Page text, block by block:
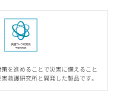
を進めることで災害に備えること
救護研究所と開発した製品です。